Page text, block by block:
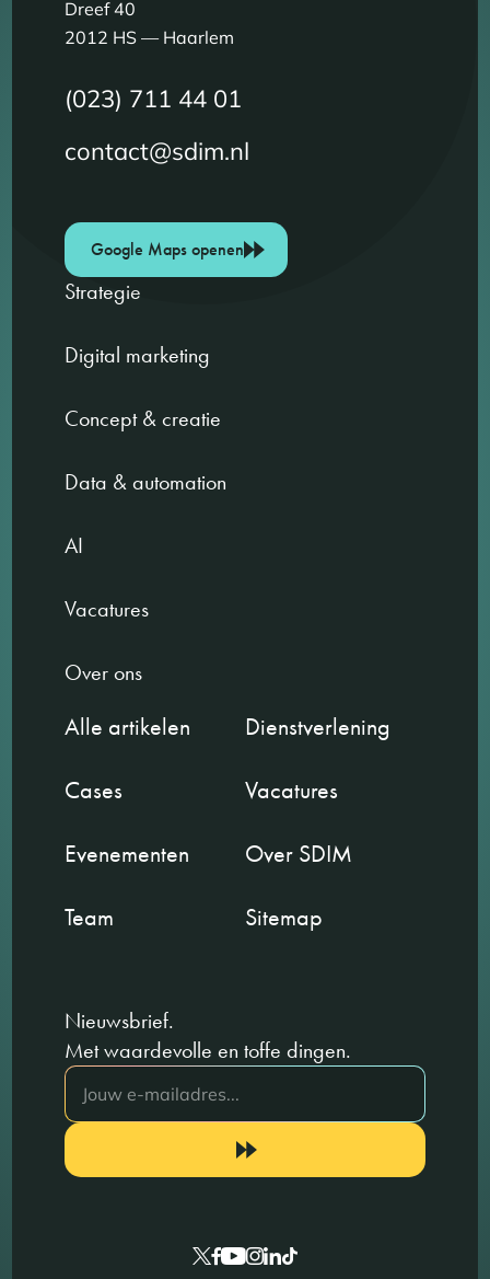
Dreef 40
2012 HS — Haarlem
(023) 711 44 01
contact@sdim.nl
Google Maps openen
Strategie
Digital marketing
Concept & creatie
Data & automation
AI
Vacatures
Over ons
Alle artikelen
Dienstverlening
Cases
Vacatures
Evenementen
Over SDIM
Team
Sitemap
Nieuwsbrief.
Met waardevolle en toffe dingen.